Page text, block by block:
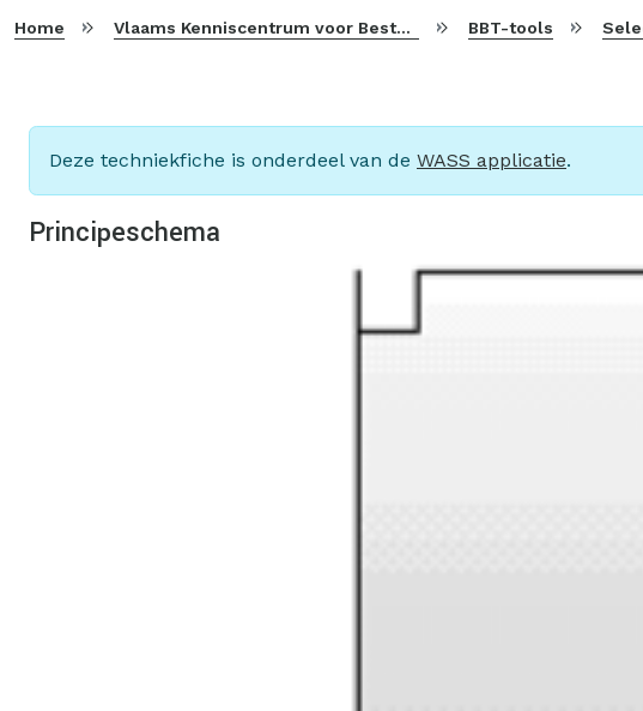
Home Vlaams Kenniscentrum voor Beste Beschikbare Technieken BBT-tools
Deze techniekfiche is onderdeel van de WASS applicatie.
Principeschema